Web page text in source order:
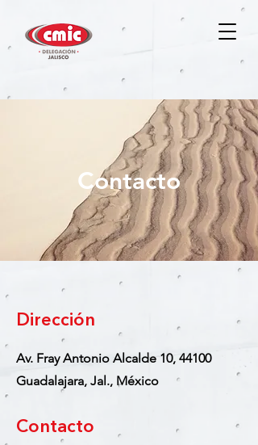
Contacto
Dirección
Av. Fray Antonio Alcalde 10, 44100
Guadalajara, Jal., México
Contacto